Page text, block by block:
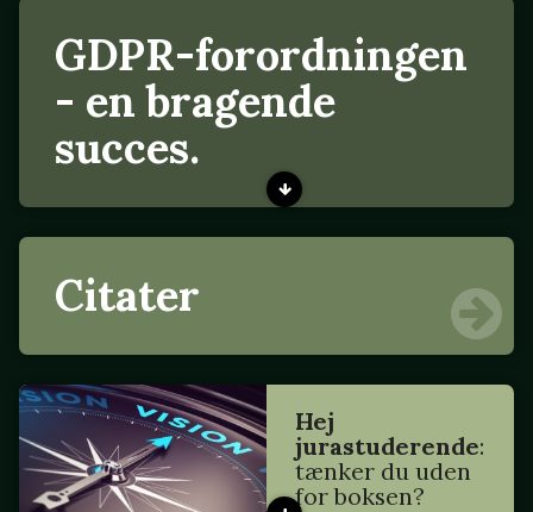
GDPR-forordningen
- en bragende
succes.
Citater
Hej
jurastuderende:
tænker du uden
for boksen?